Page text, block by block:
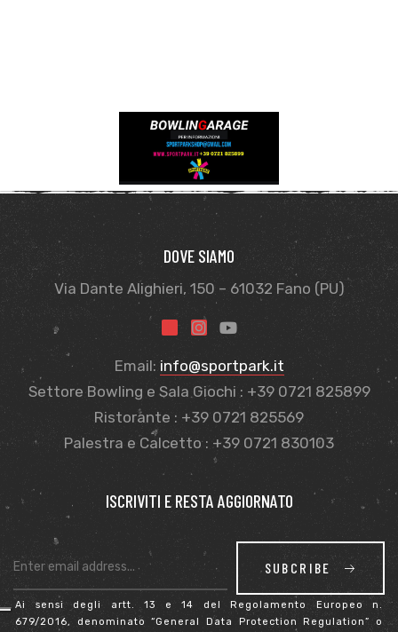
DOVE SIAMO
Via Dante Alighieri, 150 – 61032 Fano (PU)
Email: info@sportpark.it
Settore Bowling e Sala Giochi : +39 0721 825899
Ristorante : +39 0721 825569
Palestra e Calcetto : +39 0721 830103
ISCRIVITI E RESTA AGGIORNATO
SUBCRIBE
Ai sensi degli artt. 13 e 14 del Regolamento Europeo n.
679/2016, denominato “General Data Protection Regulation” o